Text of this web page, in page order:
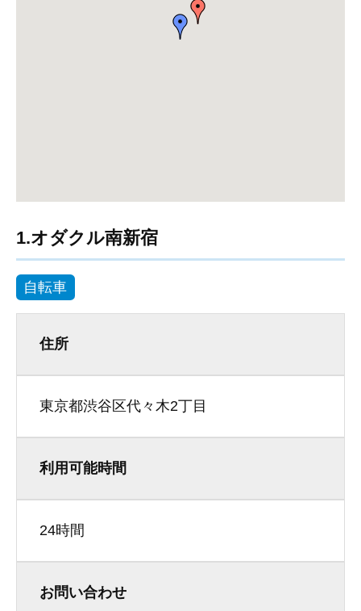
1.オダクル南新宿
自転車
住所
東京都渋谷区代々木2丁目
利用可能時間
24時間
お問い合わせ